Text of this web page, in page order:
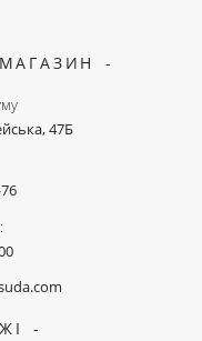
47Б